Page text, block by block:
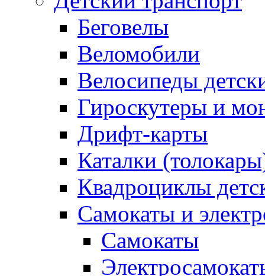
Беговелы
Веломобили
Велосипеды
Гироскутеры и
Дрифт-карты
Каталки
Квадроциклы
Самокаты и
Самокаты